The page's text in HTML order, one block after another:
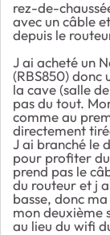
rez-de-
avec un câble
depuis le
J ai acheté un
(RBS850) donc
la cave (salle
pas du tout.
comme au
directement
J ai branché le
pour profiter
prend pas le
du routeur et j
basse, donc
mon deuxième
au lieu du wifi